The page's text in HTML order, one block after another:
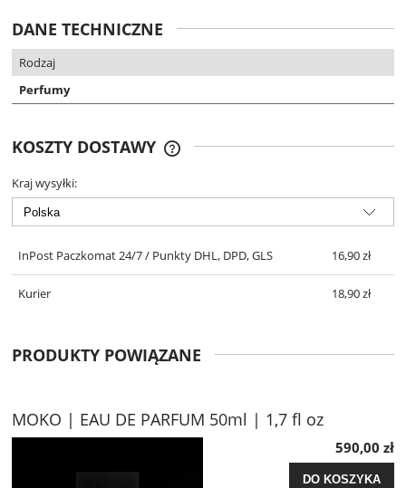
DANE TECHNICZNE
Rodzaj
Perfumy
KOSZTY DOSTAWY
Kraj wysyłki:
InPost Paczkomat 24/7 / Punkty DHL, DPD, GLS 16,90 zł
Kurier 18,90 zł
PRODUKTY POWIĄZANE
MOKO | EAU DE PARFUM 50ml | 1,7 fl oz
590,00 zł
DO KOSZYKA